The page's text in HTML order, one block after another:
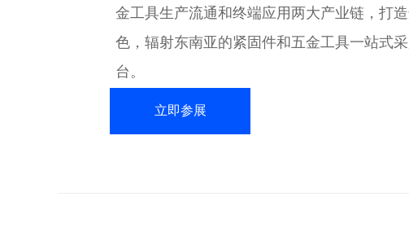
金工具生产流通和终端应用两大产业链，打
色，辐射东南亚的紧固件和五金工具一站式
台。
立即参展